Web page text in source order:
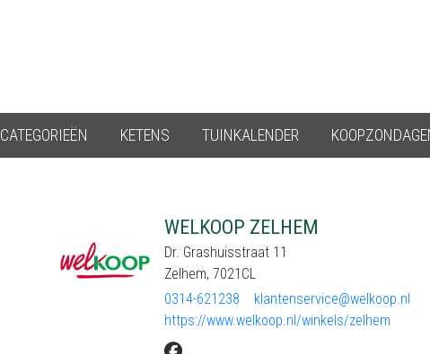
CATEGORIEËN KETENS TUINKALENDER
WELKOOP ZELHEM
Dr. Grashuisstraat 11
Zelhem, 7021CL
0314-621238
klantenservice@welkoop.nl
https://www.welkoop.nl/winkels/zelhem